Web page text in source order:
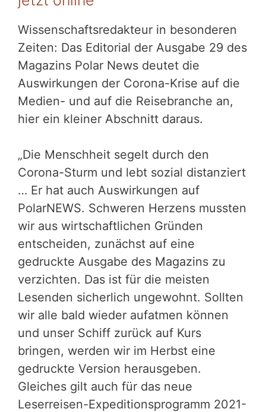
Wissenschaftsredakteur in besonderen
Zeiten: Das Editorial der Ausgabe 29 des
Magazins Polar News deutet die
Auswirkungen der Corona-Krise auf die
Medien- und auf die Reisebranche an,
hier ein kleiner Abschnitt daraus.
„Die Menschheit segelt durch den
Corona-Sturm und lebt sozial distanziert
… Er hat auch Auswirkungen auf
PolarNEWS. Schweren Herzens mussten
wir aus wirtschaftlichen Gründen
entscheiden, zunächst auf eine
gedruckte Ausgabe des Magazins zu
verzichten. Das ist für die meisten
Lesenden sicherlich ungewohnt. Sollten
wir alle bald wieder aufatmen können
und unser Schiff zurück auf Kurs
bringen, werden wir im Herbst eine
gedruckte Version herausgeben.
Gleiches gilt auch für das neue
Leserreisen-Expeditionsprogramm 2021-